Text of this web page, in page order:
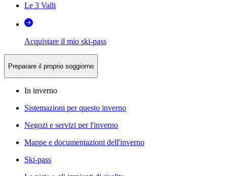
Le 3 Valli
Acquistare il mio ski-pass
Preparare il proprio soggiorno
In inverno
Sistemazioni per questo inverno
Negozi e servizi per l'inverno
Mappe e documentazioni dell'inverno
Ski-pass